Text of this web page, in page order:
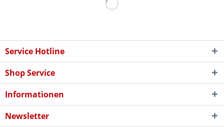
Service Hotline
Shop Service
Informationen
Newsletter